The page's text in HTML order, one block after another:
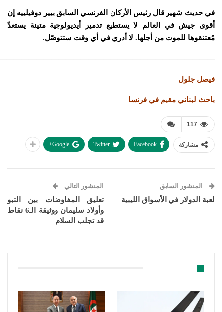
في حديث شهير قال رئيس الأركان الفرنسي السابق بيير دوفيلييه إن
أقوى جيش في العالم لا يستطيع تدمير أيديولوجية متينة يستعدّ
مُعتنقوها للموت من أجلها. لا أدري في أي وقت ستتوصّل.
فيصل جلول
باحث لبناني مقيم في فرنسا
117
مشاركة Facebook
Twitter
Google+
المنشور السابق
لعبة الدولار في الأسواق الليبية
المنشور التالي
تعليق المفاوضات بين التبو
وأولاد سليمان ووثيقة الـ6 نقاط
قد تجلب السلام